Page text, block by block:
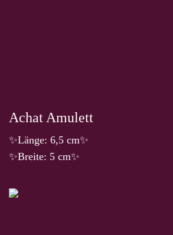
Achat Amulett
✨Länge: 6,5 cm✨
✨Breite: 5 cm✨